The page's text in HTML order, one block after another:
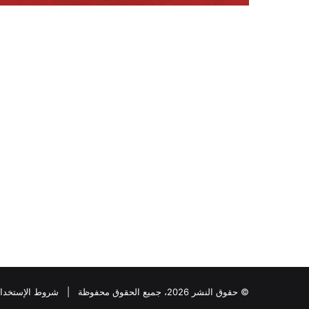
© حقوق النشر 2026، جميع الحقوق محفوظة | شروط